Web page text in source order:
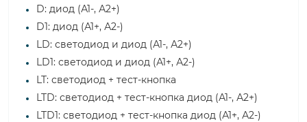
D: диод (А1-, А2+)
D1: диод (А1+, А2-)
LD: светодиод и диод (А1-, А2+)
LD1: светодиод и диод (А1+, А2-)
LT: светодиод + тест-кнопка
LTD: светодиод + тест-кнопка диод (А1-, А2+)
LTD1: светодиод + тест-кнопка диод (А1+, А2-)